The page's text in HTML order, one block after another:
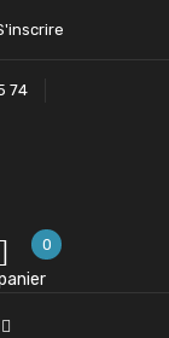
74
0